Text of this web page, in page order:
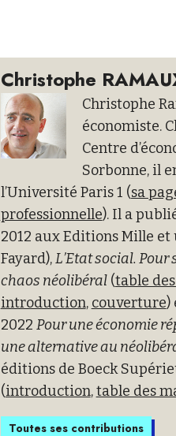
Christophe
Christophe
économiste.
Centre
Sorbonne, il
l’Université Paris 1 (sa
professionnelle). Il a
2012 aux Editions Mille et
Fayard),L’Etat social. Pour
chaos néolibéral(table
introduction, couverture)
2022 Pour une économie
une alternative au
éditions de Boeck
(introduction,table des
Toutes ses contributions